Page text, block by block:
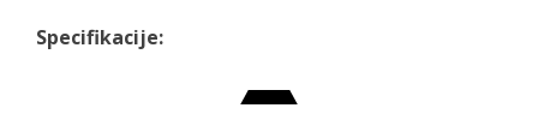
Specifikacije: